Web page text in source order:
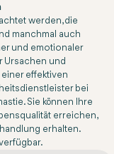
werden, die
manchmal auch
und emotionaler
Ursachen und
effektiven
bei
Sie können Ihre
erreichen,
erhalten.